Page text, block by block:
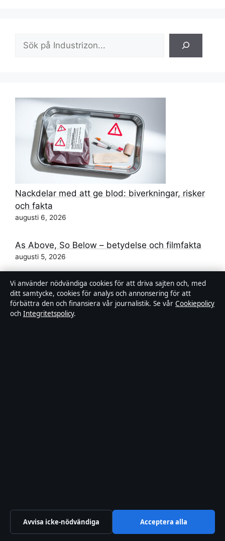
Nackdelar med att ge blod: biverkningar, risker
och fakta
augusti 6, 2026
As Above, So Below – betydelse och filmfakta
augusti 5, 2026
Renoveringsdrömmar Kanal 5 deltagare 2026 –
säsong 3 startar
augusti 5, 2026
Bakom kulisserna
Branschnyheter
Vi använder nödvändiga cookies för att driva sajten och, med
ditt samtycke, cookies för analys och annonsering för att
förbättra den och finansiera vår journalistik. Se vår Cookiepolicy
och Integritetspolicy.
Avvisa icke-nödvändiga Acceptera alla